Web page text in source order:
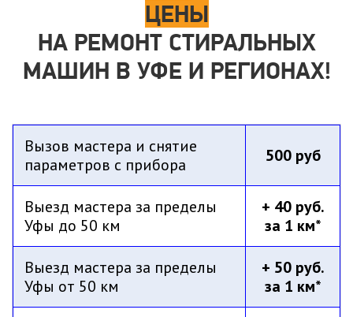
ЦЕНЫ
НА РЕМОНТ СТИРАЛЬНЫХ
МАШИН В УФЕ И РЕГИОНАХ!
Вызов мастера и снятие
параметров с прибора
500 руб
Выезд мастера за пределы
Уфы до 50 км
+ 40 руб.
за 1 км*
Выезд мастера за пределы
Уфы от 50 км
+ 50 руб.
за 1 км*